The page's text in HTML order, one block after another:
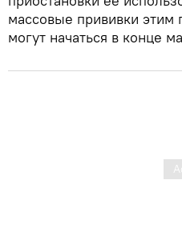
массовые прививки этим
могут начаться в конце